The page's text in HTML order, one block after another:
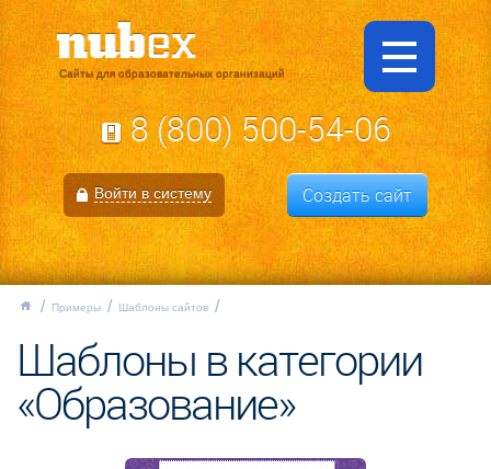
Сайты для образовательных организаций
8 (800) 500-54-06
Войти в систему Создать сайт
Примеры Шаблоны сайтов
Шаблоны в категории
«Образование»